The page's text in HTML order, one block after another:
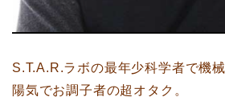
S.T.A.R.ラボの最年少科学者で機械
陽気でお調子者の超オタク。